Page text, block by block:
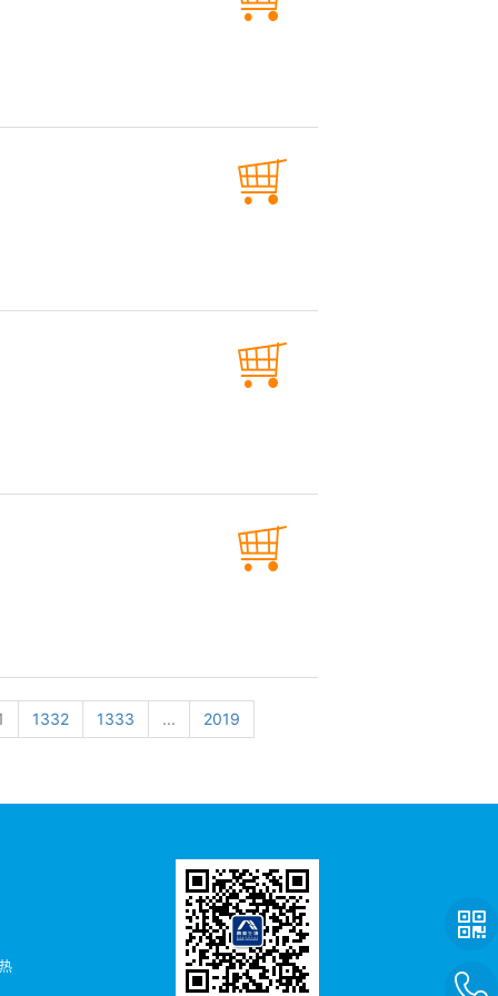
1332 1333 ... 2019